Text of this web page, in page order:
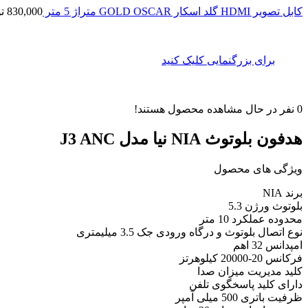
کابل تصویر HDMI گلد اسکار GOLD OSCAR متراژ 5 متر 830,000
برای بزرگنمایی کلیک کنید
0 نفر در حال مشاهده محصول هستند!
هدفون بلوتوث NIA نیا مدل J3 ANC
ویژگی های محصول
برند NIA
بلوتوث ورژن 5.3
محدوده عملکرد 10 متر
نوع اتصال بلوتوث و درگاه ورودی جک 3.5 میلیمتری
امپدانس 32 اهم
فرکانس 20-20000 کیلوهرتز
کلید مدیریت میزان صدا
دارای کلید پاسخگوی تلفن
ظرفیت باتری 500 میلی آمپر